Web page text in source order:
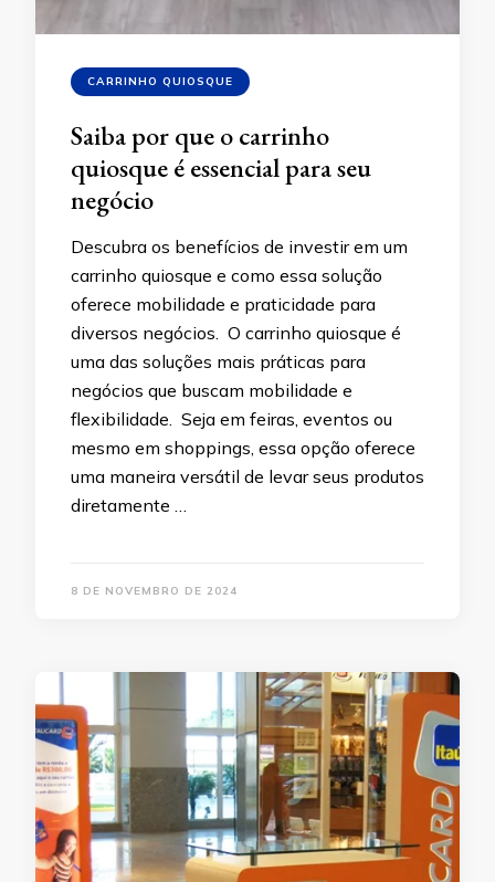
CARRINHO QUIOSQUE
Saiba por que o carrinho
quiosque é essencial para seu
negócio
Descubra os benefícios de investir em um
carrinho quiosque e como essa solução
oferece mobilidade e praticidade para
diversos negócios. O carrinho quiosque é
uma das soluções mais práticas para
negócios que buscam mobilidade e
flexibilidade. Seja em feiras, eventos ou
mesmo em shoppings, essa opção oferece
uma maneira versátil de levar seus produtos
diretamente …
8 DE NOVEMBRO DE 2024